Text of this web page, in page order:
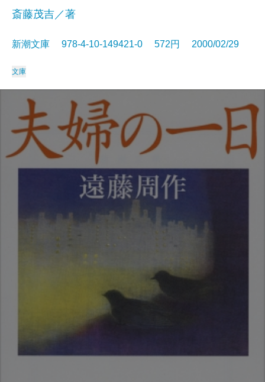
斎藤茂吉／著
新潮文庫 978-4-10-149421-0 572円 2000/02/29
文庫